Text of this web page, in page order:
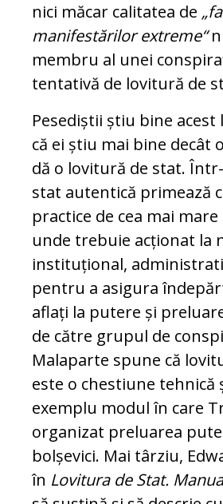
nici măcar calitatea de
manifestărilor extreme“
membru al unei
tentativă de lovitură de
Pesediștii știu bine
că ei știu mai bine decât
dă o lovitură de stat.
stat autentică primează
practice de cea mai
unde trebuie acționat la
instituțional,
pentru a asigura
aflați la putere și
de către grupul de
Malaparte spune că
este o chestiune tehnică
exemplu modul în care
organizat preluarea
bolșevici. Mai târziu,
în Lovitura de Stat.